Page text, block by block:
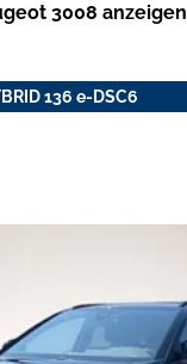
3008 anzeigen
136 e-DSC6